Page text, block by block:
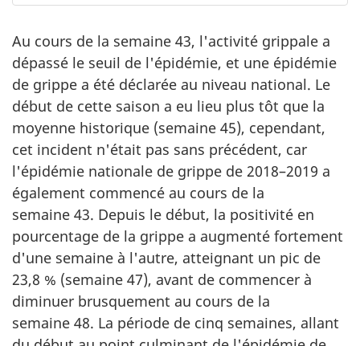
Au cours de la semaine 43, l'activité grippale a
dépassé le seuil de l'épidémie, et une épidémie
de grippe a été déclarée au niveau national. Le
début de cette saison a eu lieu plus tôt que la
moyenne historique (semaine 45), cependant,
cet incident n'était pas sans précédent, car
l'épidémie nationale de grippe de 2018–2019 a
également commencé au cours de la
semaine 43. Depuis le début, la positivité en
pourcentage de la grippe a augmenté fortement
d'une semaine à l'autre, atteignant un pic de
23,8 % (semaine 47), avant de commencer à
diminuer brusquement au cours de la
semaine 48. La période de cinq semaines, allant